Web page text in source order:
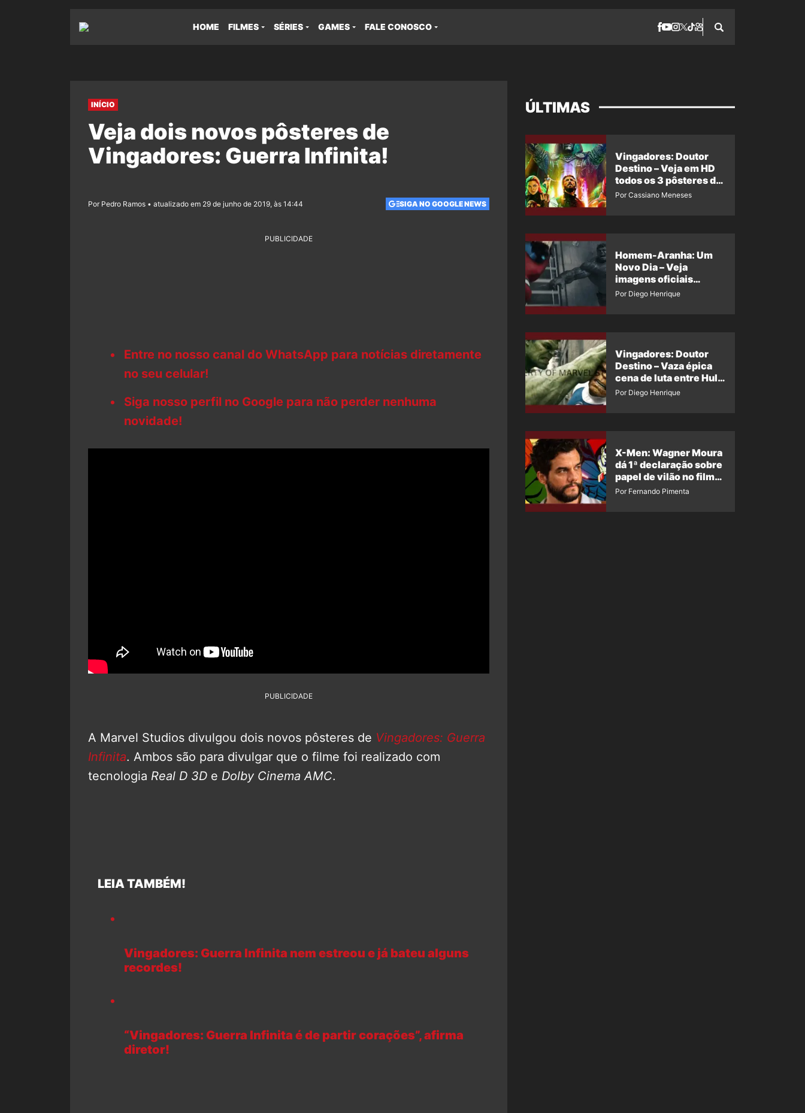
HOME FILMES SÉRIES GAMES FALE CONOSCO
INÍCIO
Veja dois novos pôsteres de
Vingadores: Guerra Infinita!
Por Pedro Ramos • atualizado em 29 de junho de 2019, às 14:44 SIGA NO GOOGLE NEWS
PUBLICIDADE
Entre no nosso canal do WhatsApp para notícias diretamente
no seu celular!
Siga nosso perfil no Google para não perder nenhuma
novidade!
PUBLICIDADE
A Marvel Studios divulgou dois novos pôsteres de Vingadores: Guerra
Infinita. Ambos são para divulgar que o filme foi realizado com
tecnologia Real D 3D e Dolby Cinema AMC.
LEIA TAMBÉM!
Vingadores: Guerra Infinita nem estreou e já bateu alguns
recordes!
“Vingadores: Guerra Infinita é de partir corações”, afirma
diretor!
ÚLTIMAS
Vingadores: Doutor
Destino – Veja em HD
todos os 3 pôsteres de
‘Doomsday’ + 1 imagem
Por Cassiano Meneses
Homem-Aranha: Um
Novo Dia – Veja
imagens oficiais
descartadas do Hulk
Por Diego Henrique
Vingadores: Doutor
Destino – Vaza épica
cena de luta entre Hulk
e o Coisa
Por Diego Henrique
X-Men: Wagner Moura
dá 1ª declaração sobre
papel de vilão no filme
da Marvel
Por Fernando Pimenta